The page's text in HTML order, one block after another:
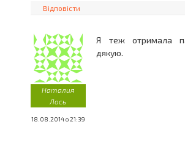
Відповісти
Наталия
Лось
18.08.2014 о 21:39
Я теж отримала
дякую.